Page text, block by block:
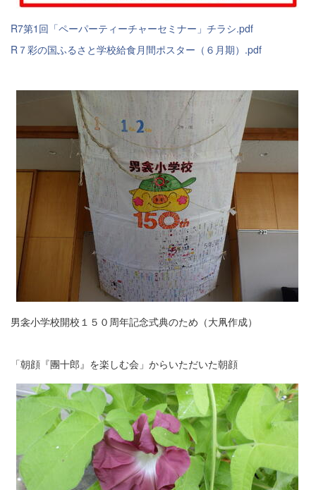
R7第1回「ペーパーティーチャーセミナー」チラシ.pdf
R７彩の国ふるさと学校給食月間ポスター（６月期）.pdf
男衾小学校開校１５０周年記念式典のため（大凧作成）
「朝顔『團十郎』を楽しむ会」からいただいた朝顔